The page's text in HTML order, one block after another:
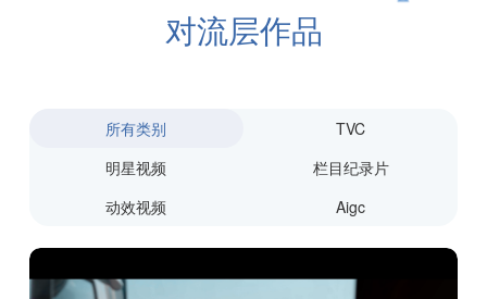
对流层作品
所有类别
TVC
明星视频
栏目纪录片
动效视频
Aigc